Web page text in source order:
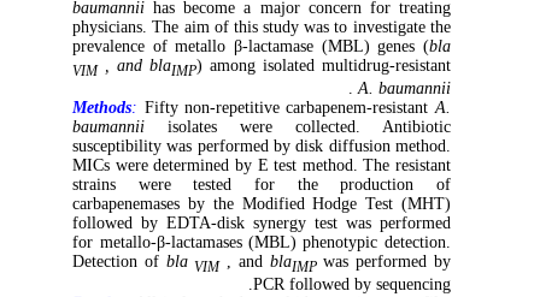
baumanniihas become a major concern for treating
physicians. The aim of this study was to investigate the
prevalence of metallo β-lactamase (MBL) genes (bla
VIM , and blaIMP) among isolated multidrug-resistant
A. baumannii
.
Methods: Fifty non-repetitive carbapenem-resistant
baumannii
isolates were collected. Antibiotic
susceptibility was performed by disk diffusion method.
MICs were determined by E test method. The resistant
strains were tested for the production of
carbapenemases by the Modified Hodge Test (MHT)
followed by EDTA-disk synergy test was performed
for metallo-β-lactamases (MBL) phenotypic detection.
Detection ofblaVIM , andblaIMPwas performed by
PCR followed by sequencing.